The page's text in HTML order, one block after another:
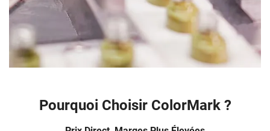
Pourquoi Choisir ColorMark ?